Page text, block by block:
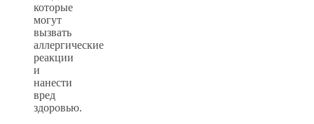
которые
могут
вызвать
аллергические
реакции
и
нанести
вред
здоровью.